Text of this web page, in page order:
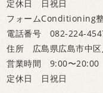
定休日 日祝日
フォームConditioning
電話番号 082-224-
住所 広島県広島市中
営業時間 9:00〜20:00
定休日 日祝日